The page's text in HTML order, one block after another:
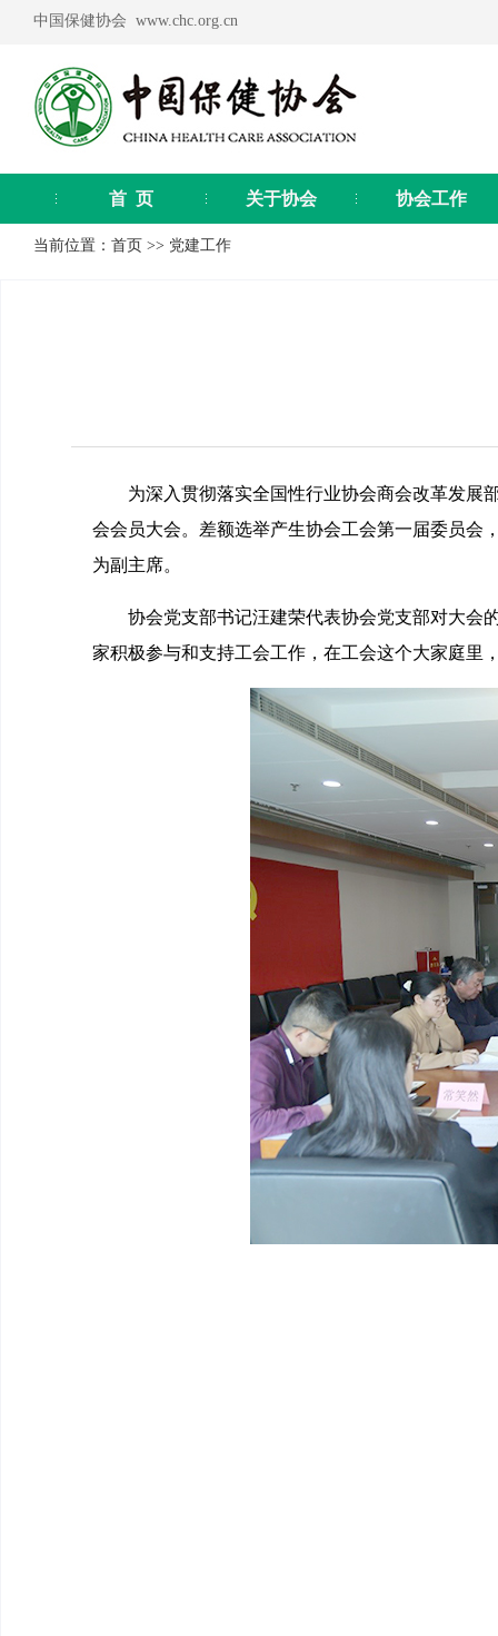
中国保健协会 www.chc.org.cn
首 页 关于协会 协会工作
当前位置： 首页 >> 党建工作
为深入贯彻落实全国性行业协会商会改革发展部
会会员大会。差额选举产生协会工会第一届委员会
为副主席。
协会党支部书记汪建荣代表协会党支部对大会的
家积极参与和支持工会工作，在工会这个大家庭里